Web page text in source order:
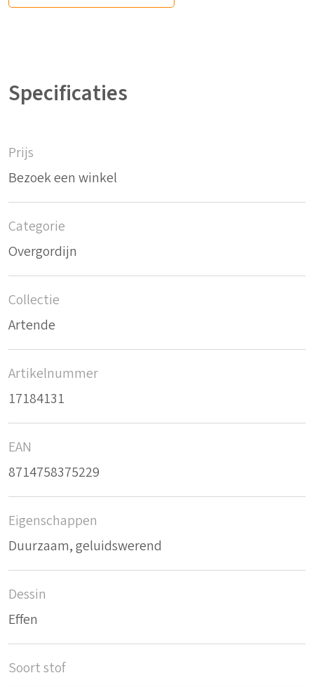
Specificaties
Prijs
Bezoek een winkel
Categorie
Overgordijn
Collectie
Artende
Artikelnummer
17184131
EAN
8714758375229
Eigenschappen
Duurzaam, geluidswerend
Dessin
Effen
Soort stof